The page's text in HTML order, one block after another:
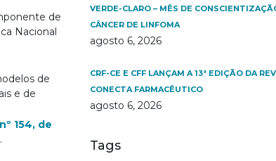
de
Nacional
de
e de
154, de
VERDE-CLARO – MÊS DE
CÂNCER DE LINFOMA
agosto 6, 2026
CRF-CE E CFF LANÇAM A 13ª EDIÇÃO DA
CONECTA FARMACÊUTICO
agosto 6, 2026
Tags